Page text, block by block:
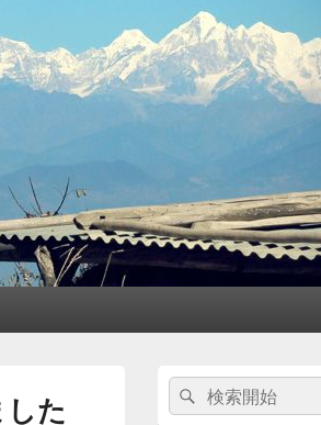
た
メ
ン
検
索
検
索